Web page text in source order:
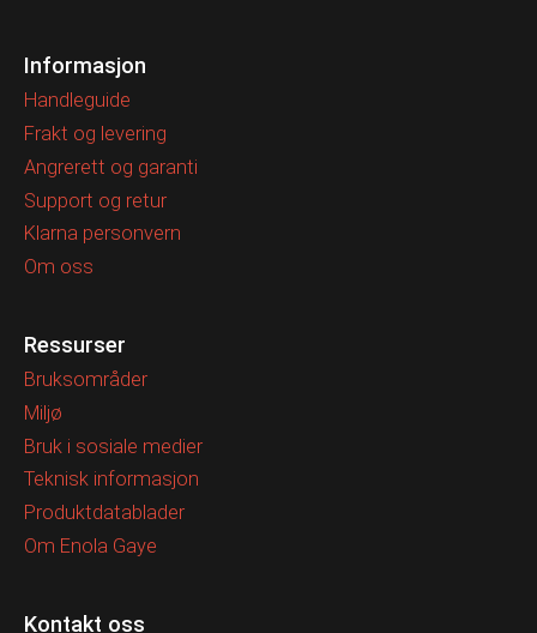
Informasjon
Handleguide
Frakt og levering
Angrerett og garanti
Support og retur
Klarna personvern
Om oss
Ressurser
Bruksområder
Miljø
Bruk i sosiale medier
Teknisk informasjon
Produktdatablader
Om Enola Gaye
Kontakt oss